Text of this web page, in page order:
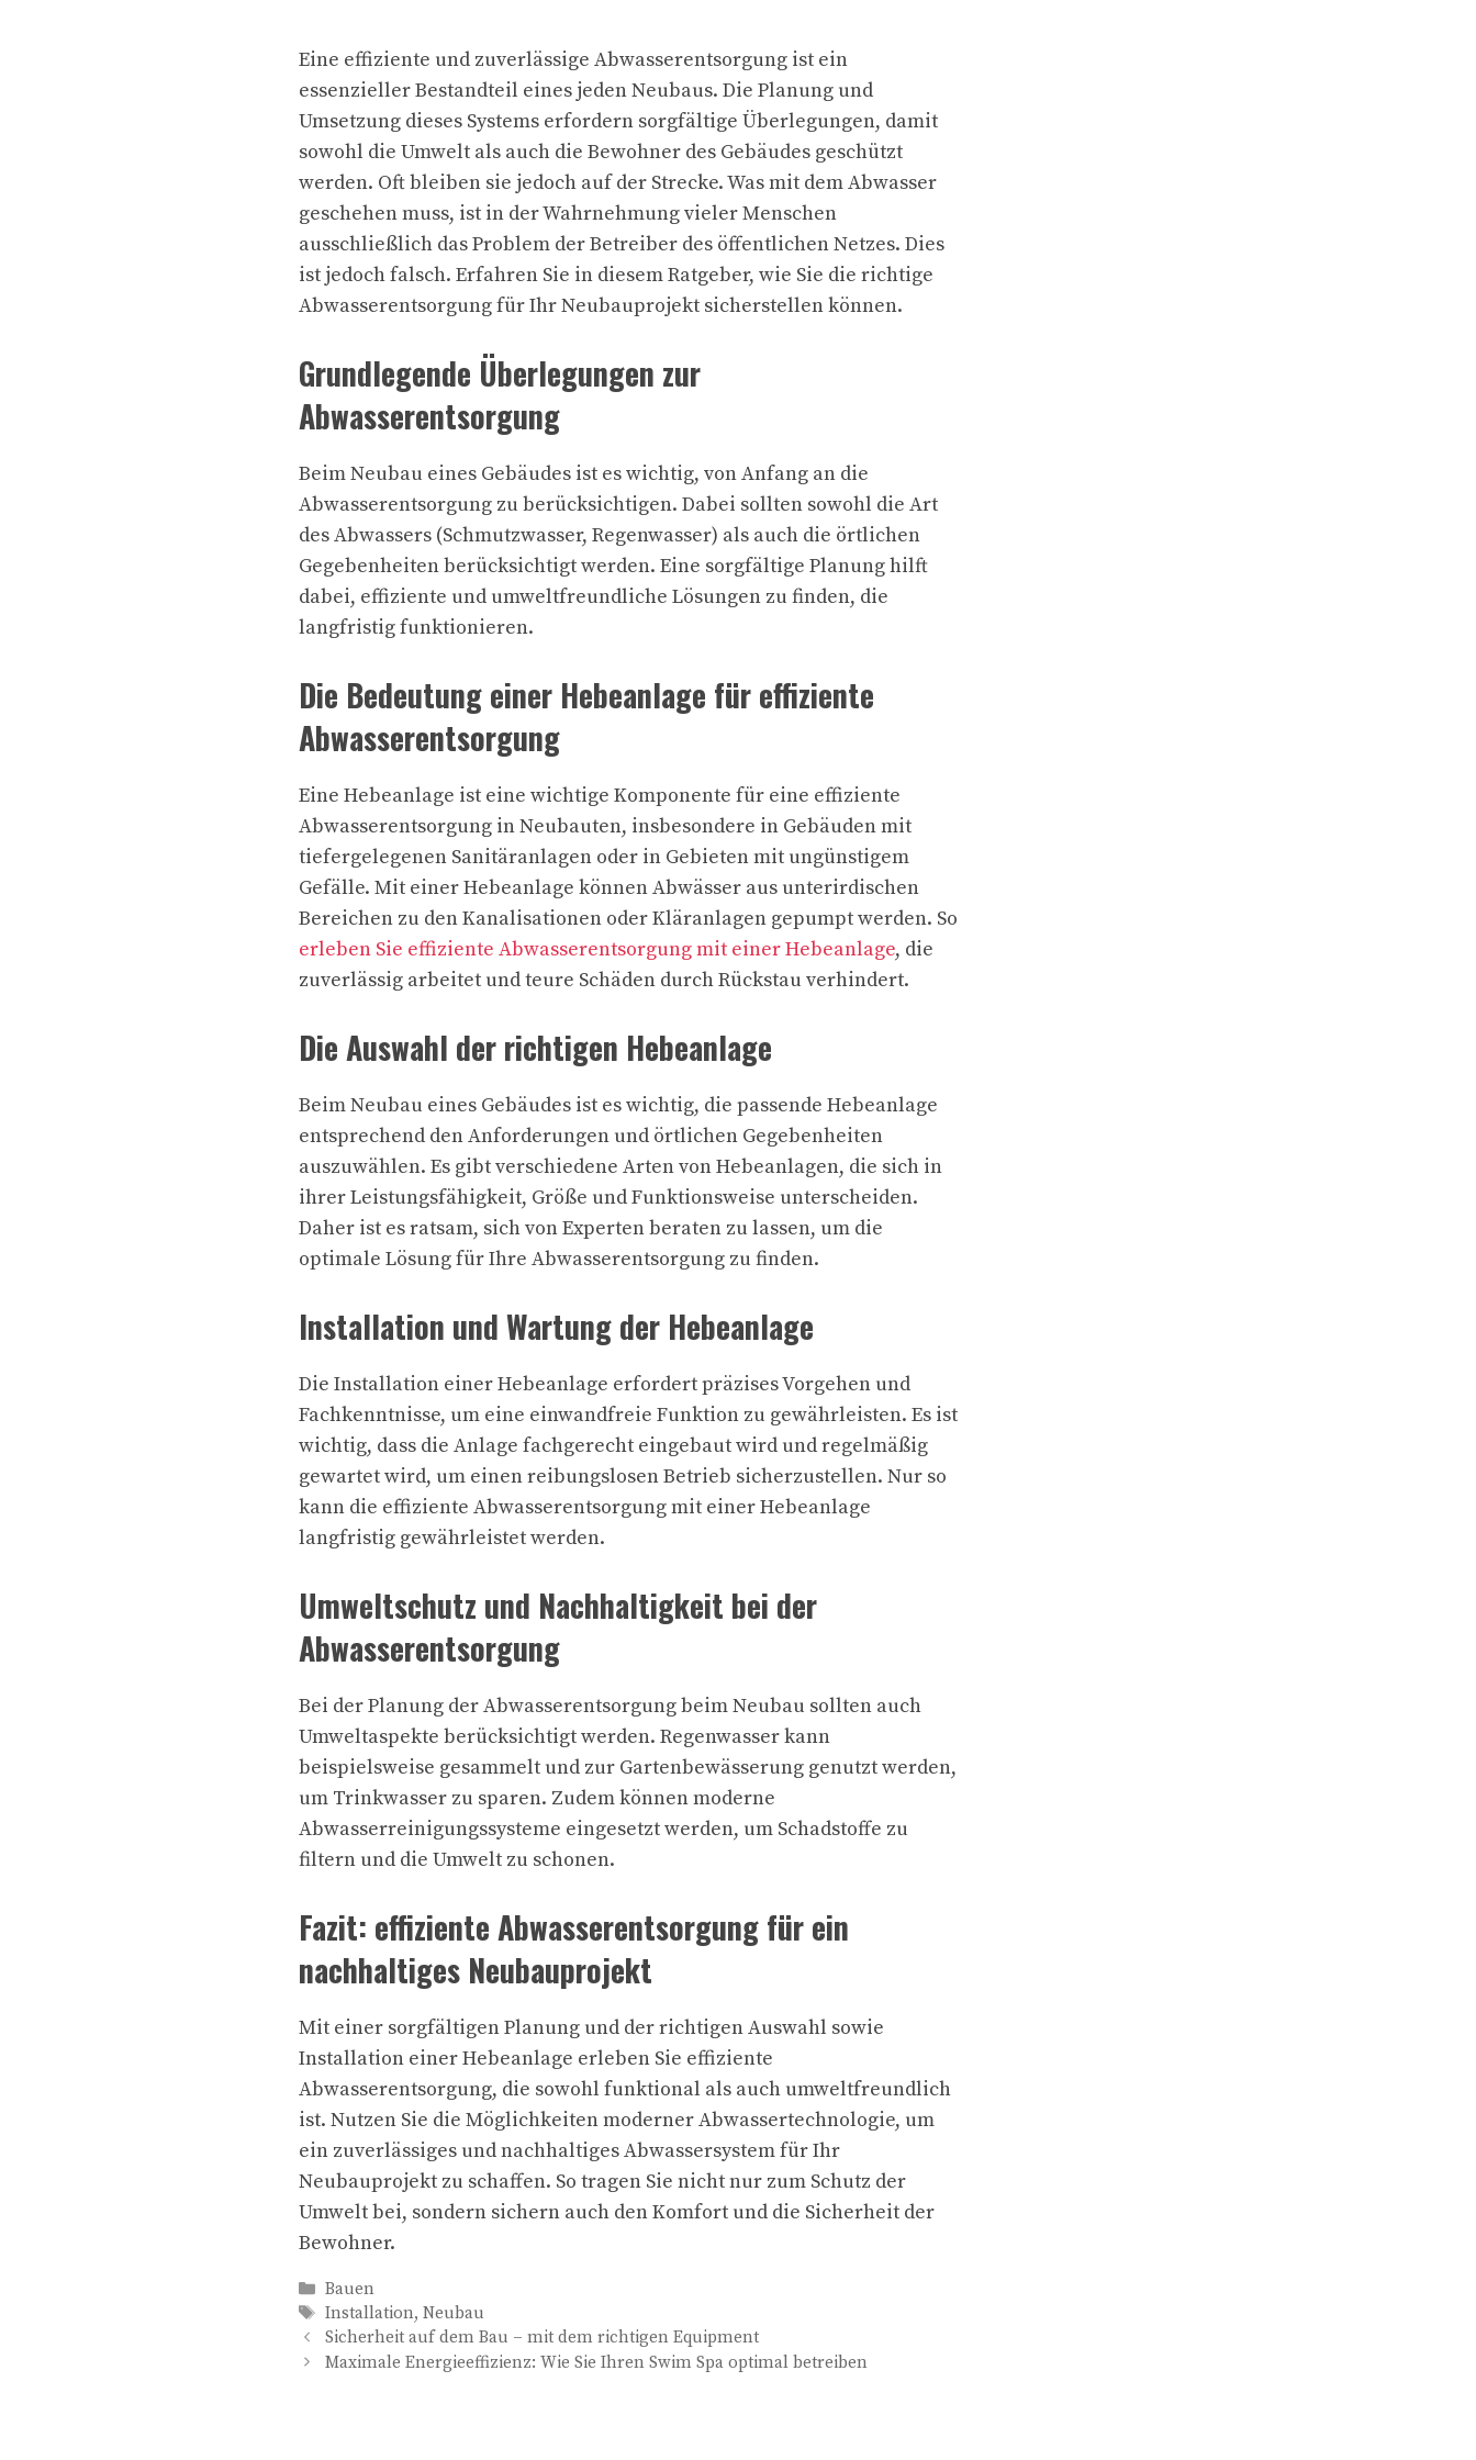
Eine effiziente und zuverlässige Abwasserentsorgung ist ein
essenzieller Bestandteil eines jeden Neubaus. Die Planung und
Umsetzung dieses Systems erfordern sorgfältige Überlegungen, damit
sowohl die Umwelt als auch die Bewohner des Gebäudes geschützt
werden. Oft bleiben sie jedoch auf der Strecke. Was mit dem Abwasser
geschehen muss, ist in der Wahrnehmung vieler Menschen
ausschließlich das Problem der Betreiber des öffentlichen Netzes. Dies
ist jedoch falsch. Erfahren Sie in diesem Ratgeber, wie Sie die richtige
Abwasserentsorgung für Ihr Neubauprojekt sicherstellen können.
Grundlegende Überlegungen zur
Abwasserentsorgung
Beim Neubau eines Gebäudes ist es wichtig, von Anfang an die
Abwasserentsorgung zu berücksichtigen. Dabei sollten sowohl die Art
des Abwassers (Schmutzwasser, Regenwasser) als auch die örtlichen
Gegebenheiten berücksichtigt werden. Eine sorgfältige Planung hilft
dabei, effiziente und umweltfreundliche Lösungen zu finden, die
langfristig funktionieren.
Die Bedeutung einer Hebeanlage für effiziente
Abwasserentsorgung
Eine Hebeanlage ist eine wichtige Komponente für eine effiziente
Abwasserentsorgung in Neubauten, insbesondere in Gebäuden mit
tiefergelegenen Sanitäranlagen oder in Gebieten mit ungünstigem
Gefälle. Mit einer Hebeanlage können Abwässer aus unterirdischen
Bereichen zu den Kanalisationen oder Kläranlagen gepumpt werden. So
erleben Sie effiziente Abwasserentsorgung mit einer Hebeanlage, die
zuverlässig arbeitet und teure Schäden durch Rückstau verhindert.
Die Auswahl der richtigen Hebeanlage
Beim Neubau eines Gebäudes ist es wichtig, die passende Hebeanlage
entsprechend den Anforderungen und örtlichen Gegebenheiten
auszuwählen. Es gibt verschiedene Arten von Hebeanlagen, die sich in
ihrer Leistungsfähigkeit, Größe und Funktionsweise unterscheiden.
Daher ist es ratsam, sich von Experten beraten zu lassen, um die
optimale Lösung für Ihre Abwasserentsorgung zu finden.
Installation und Wartung der Hebeanlage
Die Installation einer Hebeanlage erfordert präzises Vorgehen und
Fachkenntnisse, um eine einwandfreie Funktion zu gewährleisten. Es ist
wichtig, dass die Anlage fachgerecht eingebaut wird und regelmäßig
gewartet wird, um einen reibungslosen Betrieb sicherzustellen. Nur so
kann die effiziente Abwasserentsorgung mit einer Hebeanlage
langfristig gewährleistet werden.
Umweltschutz und Nachhaltigkeit bei der
Abwasserentsorgung
Bei der Planung der Abwasserentsorgung beim Neubau sollten auch
Umweltaspekte berücksichtigt werden. Regenwasser kann
beispielsweise gesammelt und zur Gartenbewässerung genutzt werden,
um Trinkwasser zu sparen. Zudem können moderne
Abwasserreinigungssysteme eingesetzt werden, um Schadstoffe zu
filtern und die Umwelt zu schonen.
Fazit: effiziente Abwasserentsorgung für ein
nachhaltiges Neubauprojekt
Mit einer sorgfältigen Planung und der richtigen Auswahl sowie
Installation einer Hebeanlage erleben Sie effiziente
Abwasserentsorgung, die sowohl funktional als auch umweltfreundlich
ist. Nutzen Sie die Möglichkeiten moderner Abwassertechnologie, um
ein zuverlässiges und nachhaltiges Abwassersystem für Ihr
Neubauprojekt zu schaffen. So tragen Sie nicht nur zum Schutz der
Umwelt bei, sondern sichern auch den Komfort und die Sicherheit der
Bewohner.
Kategorien
Bauen
Schlagwörter
Installation,Neubau
Sicherheit auf dem Bau – mit dem richtigen Equipment
Maximale Energieeffizienz: Wie Sie Ihren Swim Spa optimal betreiben